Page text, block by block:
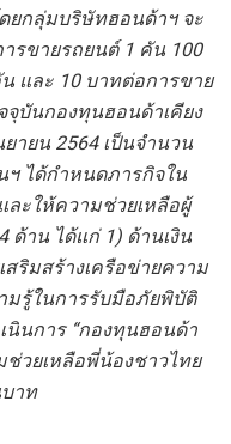
ยกลุ่มบริษัทฮอนด้าฯ จะ
รขายรถยนต์ 1 คัน 100
และ 10 บาทต่อการขาย
จุบันกองทุนฮอนด้าเคียง
ายน 2564 เป็นจำนวน
ฯ ได้กำหนดภารกิจใน
ละให้ความช่วยเหลือผู้
ด้าน ได้แก่ 1) ด้านเงิน
ริมสร้างเครือข่ายความ
มรู้ในการรับมือภัยพิบัติ
นินการ “กองทุนฮอนด้า
ช่วยเหลือพี่น้องชาวไทย
าท